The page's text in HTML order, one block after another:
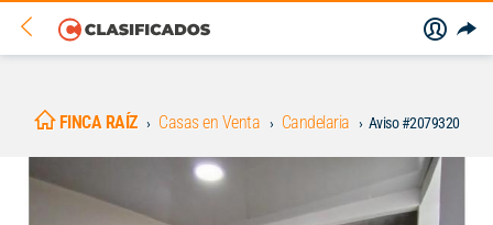
FINCA RAÍZ Casas en Venta Candelaria Aviso #2079320